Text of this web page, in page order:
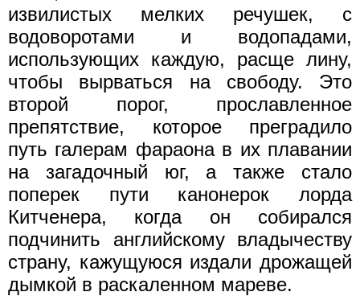
извилистых мелких речушек, с
водоворотами и водопадами,
использующих каждую, расще лину,
чтобы вырваться на свободу. Это
второй порог, прославленное
препятствие, которое преградило
путь галерам фараона в их плавании
на загадочный юг, а также стало
поперек пути канонерок лорда
Китченера, когда он собирался
подчинить английскому владычеству
страну, кажущуюся издали дрожащей
дымкой в раскаленном мареве.